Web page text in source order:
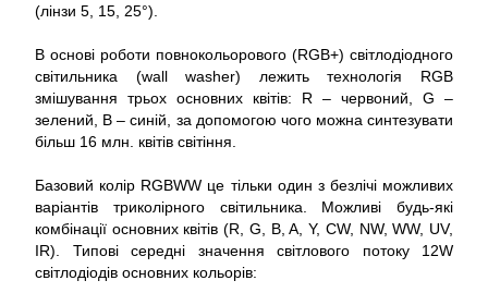
(лінзи 5, 15, 25°).
В основі роботи повнокольорового (RGB+) світлодіодного
світильника (wall washer) лежить технологія RGB
змішування трьох основних квітів: R – червоний, G –
зелений, B – синій, за допомогою чого можна синтезувати
більш 16 млн. квітів світіння.
Базовий колір RGBWW це тільки один з безлічі можливих
варіантів триколірного світильника. Можливі будь-які
комбінації основних квітів (R, G, B, A, Y, CW, NW, WW, UV,
IR). Типові середні значення світлового потоку 12W
світлодіодів основних кольорів: